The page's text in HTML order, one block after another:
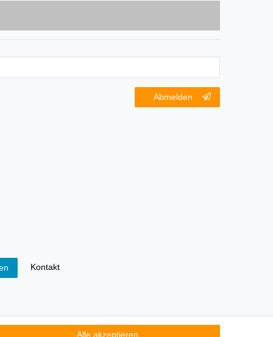
Abmelden
Alle akzeptieren
Kontakt